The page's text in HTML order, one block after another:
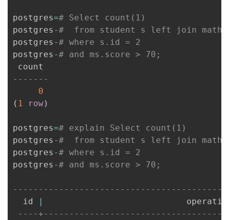
postgres=# Select count(1)
postgres -#  from student s left join
postgres -# where s.id = 2
postgres -# and ms.score > 70;
-------
0
( 1 row)
postgres=# explain Select count(1)
postgres -#  from student s left join
postgres -# where s.id = 2
postgres -# and ms.score > 70;
  id
|
----